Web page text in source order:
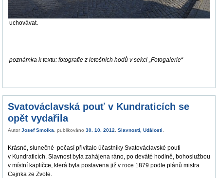
uchovávat.
poznámka k textu: fotografie z letošních hodů v sekci „Fotogalerie“
Svatováclavská pouť v Kundraticích se
opět vydařila
Autor Josef Smolka , publikováno 30. 10. 2012 Slavnosti Události
Krásné, slunečné počasí přivítalo účastníky Svatováclavské pouti
v Kundraticích. Slavnost byla zahájena ráno, po deváté hodině, bohoslužbou
v místní kapličce, která byla postavena již v roce 1879 podle plánů mistra
Cejnka ze Zvole.